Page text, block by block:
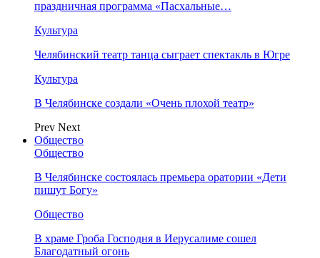
праздничная программа «Пасхальные…
Культура
Челябинский театр танца сыграет спектакль в Югре
Культура
В Челябинске создали «Очень плохой театр»
Prev Next
Общество
Общество
В Челябинске состоялась премьера оратории «Дети
пишут Богу»
Общество
В храме Гроба Господня в Иерусалиме сошел
Благодатный огонь